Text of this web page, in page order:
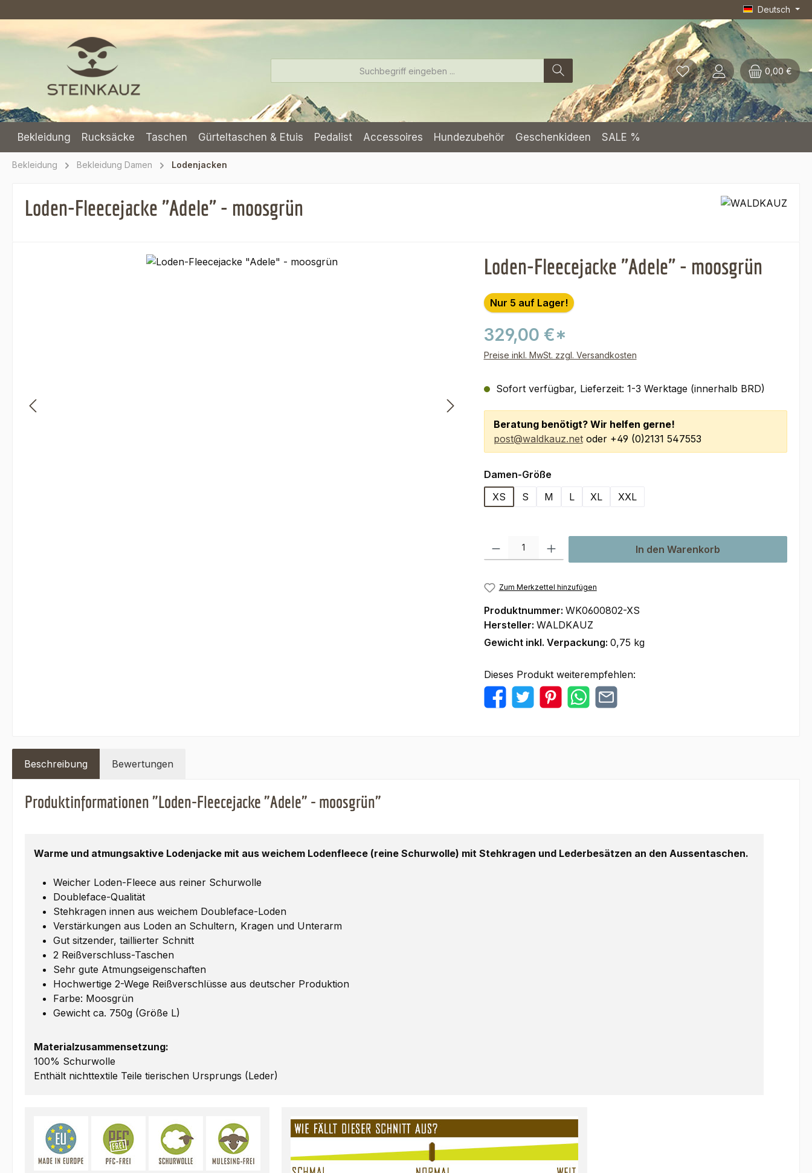
Deutsch
0,00 €
Bekleidung Rucksäcke Taschen Gürteltaschen & Etuis Pedalist Accessoires Hundezubehör Geschenkideen SALE %
Bekleidung Bekleidung Damen Lodenjacken
Loden-Fleecejacke "Adele" - moosgrün
Loden-Fleecejacke "Adele" - moosgrün
Nur 5 auf Lager!
329,00 €*
Preise inkl. MwSt. zzgl. Versandkosten
Sofort verfügbar, Lieferzeit: 1-3 Werktage (innerhalb BRD)
Beratung benötigt? Wir helfen gerne!
post@waldkauz.netoder +49 (0)2131 547553
Damen-Größeauswählen
XS
S M L XL XXL
Produkt Anzahl: Gib den gewünschten Wert ein oder benutze die Schaltflächen
In den Warenkorb
Zum Merkzettel hinzufügen
Produktnummer: WK0600802-XS
Hersteller: WALDKAUZ
Gewicht inkl. Verpackung: 0,75 kg
Dieses Produkt weiterempfehlen:
Beschreibung Bewertungen
Produktinformationen "Loden-Fleecejacke "Adele" - moosgrün"
Warme und atmungsaktive Lodenjacke mit aus weichem Lodenfleece (reine Schurwolle) mit Stehkragen und Lederbesätzen an den Aussentaschen.
Weicher Loden-Fleece aus reiner Schurwolle
Doubleface-Qualität
Stehkragen innen aus weichem Doubleface-Loden
Verstärkungen aus Loden an Schultern, Kragen und Unterarm
Gut sitzender, taillierter Schnitt
2 Reißverschluss-Taschen
Sehr gute Atmungseigenschaften
Hochwertige 2-Wege Reißverschlüsse aus deutscher Produktion
Farbe: Moosgrün
Gewicht ca. 750g (Größe L)
Materialzusammensetzung:
100% Schurwolle
Enthält nichttextile Teile tierischen Ursprungs (Leder)